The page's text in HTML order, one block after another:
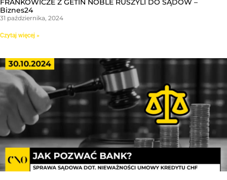
Biznes24
31 października, 2024
Czytaj więcej »